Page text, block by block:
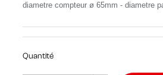
diametre compteur ø 65mm - diametre
Quantité